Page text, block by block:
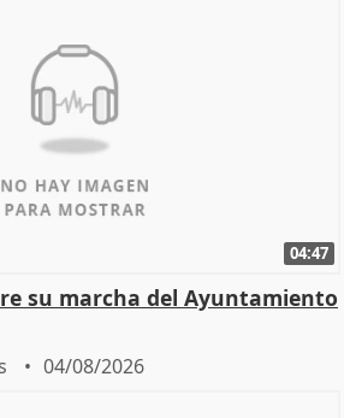
04:47
su marcha del Ayuntamiento
04/08/2026